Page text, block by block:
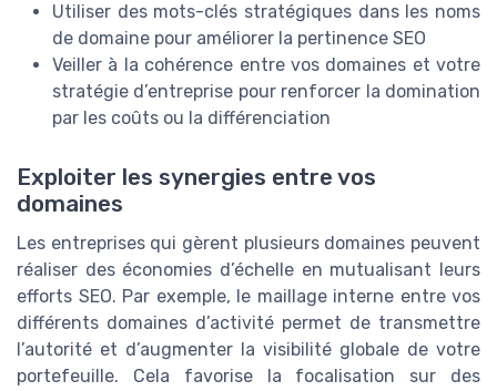
Utiliser des mots-clés stratégiques dans les noms
de domaine pour améliorer la pertinence SEO
Veiller à la cohérence entre vos domaines et votre
stratégie d’entreprise pour renforcer la domination
par les coûts ou la différenciation
Exploiter les synergies entre vos
domaines
Les entreprises qui gèrent plusieurs domaines peuvent
réaliser des économies d’échelle en mutualisant leurs
efforts SEO. Par exemple, le maillage interne entre vos
différents domaines d’activité permet de transmettre
l’autorité et d’augmenter la visibilité globale de votre
portefeuille. Cela favorise la focalisation sur des